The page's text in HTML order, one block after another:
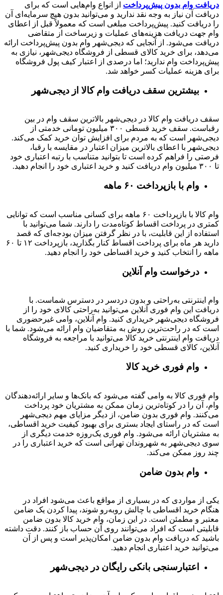
دریافت وام بدون پیش‌پرداخت از انواع وام‌هایی است که برای
دریافت آن نیاز به وجه نقد ندارید و می‌توانید بدون هیچ سرمایه‌ای آن
را دریافت کنید. پیش‌پرداخت مبلغی است که معمولاً قبل از اعطای
وام جهت دریافت هزینه‌های عملیات و زیرساخت از متقاضی
دریافت می‌شود. از آنجایی که دیجی‌شهر وام بدون پیش‌پرداخت ارائه
می‌دهد، برای خرید کالای قسطی از فروشگاه دیجی‌شهر، نیازی به
پیش‌پرداخت وام ندارید؛ اما درصدی از اعتبار کیف پول فروشگاه
برای هزینه عملیات کسر خواهد شد.
بیشترین سقف دریافت وام کالا از دیجی‌شهر
سقف دریافت وام کالا در دیجی‌شهر بالاترین سقف وام در بین
رقباست. سقف خرید قسطی ۳۰۰ میلیون تومانی خدمتی از
دیجی‌شهر است که به مردم برای افزایش توان خرید کمک می‌کند.
دیجی‌شهر با اعطای بالاترین میزان اعتبار در مقایسه با رقبا،
فرصتی را فراهم کرده است تا بتوانید متناسب با رتبه اعتباری خود
تا ۳۰۰ میلیون وام دریافت کنید و خرید اعتباری خود را انجام دهید.
وام با بازپرداخت ۶۰ ماهه
وام کالا با بازپرداخت ۶۰ ماهه برای کسانی مناسب است که توانایی
کمتری در پرداخت اقساط کوتاه‌مدت را دارند. شما می‌توانید با
استفاده از این قابلیت، با در نظر گرفتن میزان بودجه‌ای که قصد
دارید هر ماه برای پرداخت اقساط کنار بگذارید، بازپرداخت ۱۲ تا ۶۰
ماهه را انتخاب کنید و خرید اقساطی خود را انجام دهید.
درخواست وام آنلاین
وام اینترنتی به‌راحتی و بدون دردسر در دسترس شماست. با
دریافت این وام فوری آنلاین می‌توانید به‌راحتی کالای خود را از
فروشگاه دیجی‌شهر خریداری کنید. وام آنلاین، وامی غیرحضوری
است که در راحت‌ترین روش به متقاضیان وام ارائه می‌شود. شما با
دریافت وام اینترنتی خرید کالا می‌توانید با مراجعه به فروشگاه
آنلاین، کالای قسطی خود را خریداری کنید.
وام فوری خرید کالا
وام فوری کالا به وامی گفته می‌شود که بانک‌ها و سایر ارائه‌دهندگان
وام، آن را در کوتاه‌ترین زمان ممکن به مشتریان خود پرداخت
می‌کنند. وام فوری بدون ضامن، از دیگر مزایای مهم دیجی‌شهر
است که در راستای ایجاد بستری برای بهبود کیفیت خرید اقساطی،
به مشتریان ارائه می‌شود. وام فوری یک‌روزه خدمت دیگری از
سوی دیجی‌شهر به شهروندان تهرانی است که خرید اعتباری را در
چند روز ممکن می‌کند.
وام بدون ضامن
یکی از مواردی که در بسیاری از مواقع باعث می‌شود افراد در
هنگام خرید اقساطی با چالش روبه‌رو شوند، پیدا کردن یک ضامن
معتبر و مطمئن است. در این زمان، وام خرید کالا بدون ضامن
قابلیتی است که افراد می‌توانند روی آن حساب باز کنند. دقت داشته
باشید که دریافت وام بدون ضامن امکان‌پذیر است و پس از آن
می‌توانید خرید اعتباری انجام دهید.
اعتبارسنجی بانکی رایگان در دیجی‌شهر